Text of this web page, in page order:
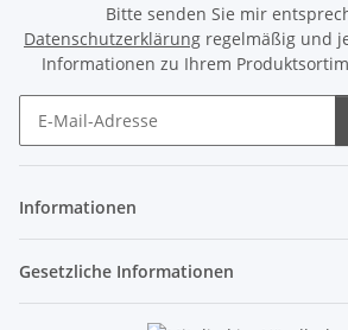
Bitte senden Sie mir
Datenschutzerklärung regelmäßig und
Informationen zu Ihrem
Informationen
Gesetzliche Informationen